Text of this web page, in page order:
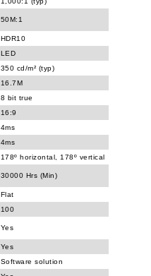
50M:1
HDR10
LED
350 cd/m² (typ)
16.7M
8 bit true
16:9
4ms
4ms
178º horizontal, 178º vertical
30000 Hrs (Min)
Flat
100
Yes
Yes
Software solution